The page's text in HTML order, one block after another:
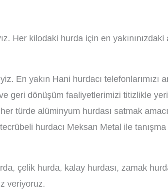
Her kilodaki hurda için en yakınınızdaki
En yakın Hani hurdacı telefonlarımızı
geri dönüşüm faaliyetlerimizi titizlikle
türde alüminyum hurdası satmak
hurdacı Meksan Metal ile
çelik hurda, kalay hurdası, zamak
veriyoruz.